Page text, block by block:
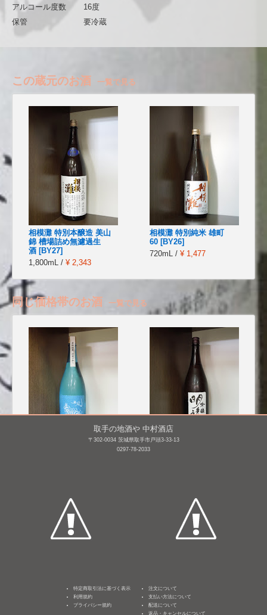
アルコール度数
16度
保管
要冷蔵
この蔵元のお酒 一覧で見る
相模灘 特別本醸造 美山
錦 槽場詰め無濾過生
酒 [BY27]
1,800mL / ¥ 2,343
相模灘 特別純米 雄町
60 [BY26]
720mL / ¥ 1,477
同じ価格帯のお酒 一覧で見る
明鏡止水 吟醸
取手の地酒や 中村酒店
〒302-0034 茨城県取手市戸頭3-33-13
0297-78-2033
特定商取引法に基づく表示
利用規約
プライバシー規約
注文について
支払い方法について
配送について
返品・キャンセルについて